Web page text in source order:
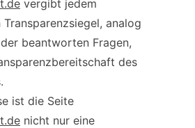
vergibt jedem
analog
beantworten Fragen,
des
ist die Seite
nicht nur eine